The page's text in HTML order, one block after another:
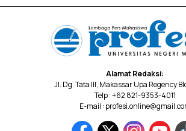
Alamat Redaksi:
Jl. Dg. Tata III, Makassar Upa Regency
Telp : +62 821-9353-4011
E-mail :